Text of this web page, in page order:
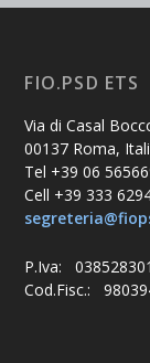
FIO.PSD ETS
Via di Casal
00137 Roma,
Tel +39 06
Cell +39 333
P.Iva:
Cod.Fisc.: